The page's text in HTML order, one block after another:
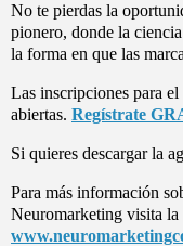
No te pierdas la
pionero, donde la
la forma en que las
Las inscripciones para
abiertas. Regístrate
Si quieres descargar la
Para más información
Neuromarketing visita